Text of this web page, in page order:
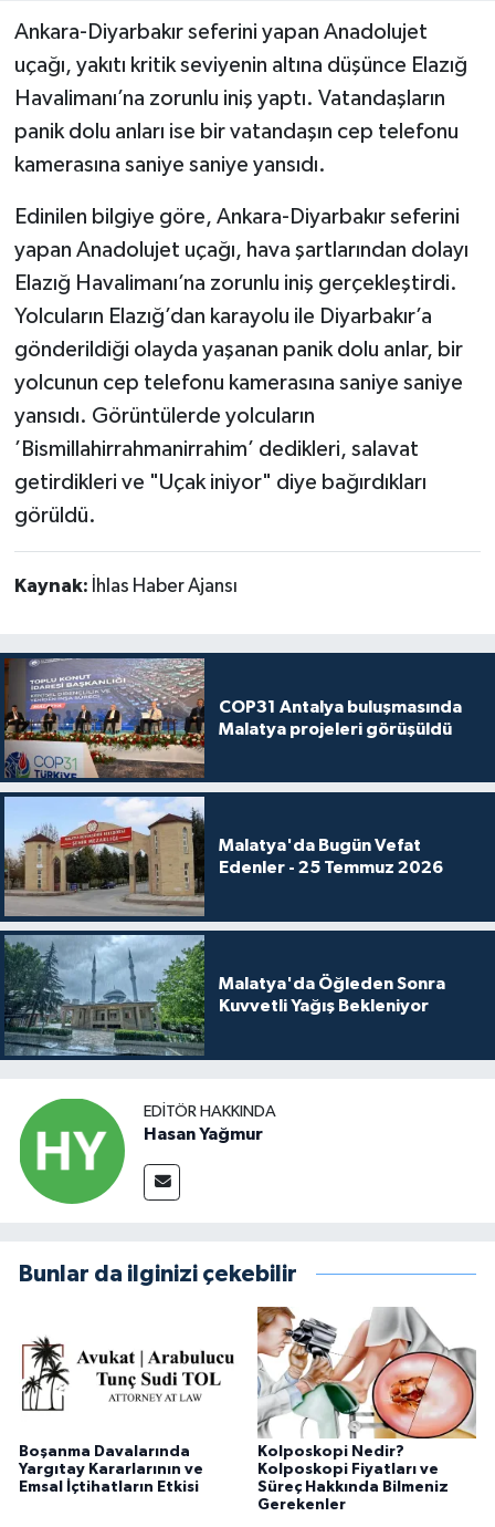
Ankara-Diyarbakır seferini yapan Anadolujet
uçağı, yakıtı kritik seviyenin altına düşünce Elazığ
Havalimanı’na zorunlu iniş yaptı. Vatandaşların
panik dolu anları ise bir vatandaşın cep telefonu
kamerasına saniye saniye yansıdı.
Edinilen bilgiye göre, Ankara-Diyarbakır seferini
yapan Anadolujet uçağı, hava şartlarından dolayı
Elazığ Havalimanı’na zorunlu iniş gerçekleştirdi.
Yolcuların Elazığ’dan karayolu ile Diyarbakır’a
gönderildiği olayda yaşanan panik dolu anlar, bir
yolcunun cep telefonu kamerasına saniye saniye
yansıdı. Görüntülerde yolcuların
’Bismillahirrahmanirrahim’ dedikleri, salavat
getirdikleri ve "Uçak iniyor" diye bağırdıkları
görüldü.
Kaynak: İhlas Haber Ajansı
COP31 Antalya buluşmasında
Malatya projeleri görüşüldü
Malatya'da Bugün Vefat
Edenler - 25 Temmuz 2026
Malatya'da Öğleden Sonra
Kuvvetli Yağış Bekleniyor
EDITÖR HAKKINDA
Hasan Yağmur
Bunlar da ilginizi çekebilir
Boşanma Davalarında
Yargıtay Kararlarının ve
Emsal İçtihatların Etkisi
Kolposkopi Nedir?
Kolposkopi Fiyatları ve
Süreç Hakkında Bilmeniz
Gerekenler